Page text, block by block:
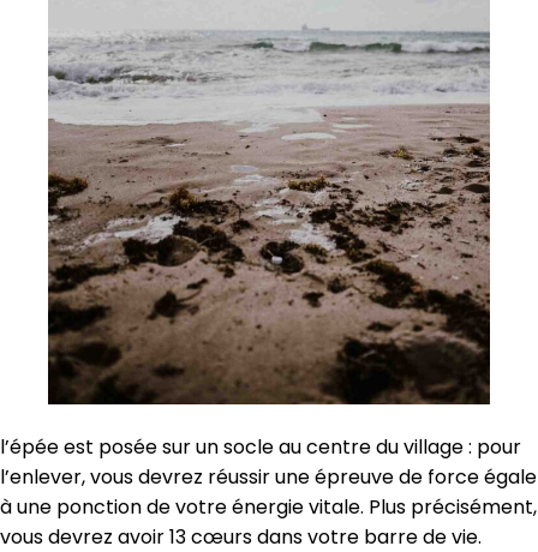
l’épée est posée sur un socle au centre du village : pour
l’enlever, vous devrez réussir une épreuve de force égale
à une ponction de votre énergie vitale. Plus précisément,
vous devrez avoir 13 cœurs dans votre barre de vie.